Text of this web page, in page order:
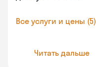
Все услуги и цены (5)
Читать дальше